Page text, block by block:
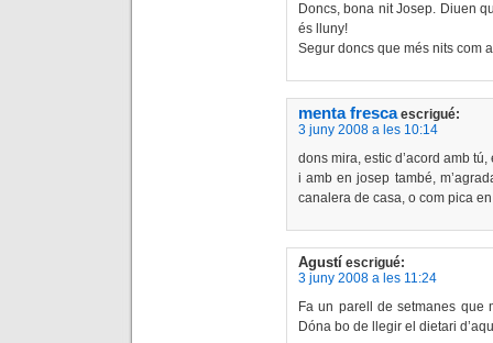
Doncs, bona nit Josep. Diuen
és lluny!
Segur doncs que més nits com
menta fresca escrigué:
3 juny 2008 a les 10:14
dons mira, estic d’acord amb tú,
i amb en josep també,
canalera de casa, o com pica
Agustí escrigué:
3 juny 2008 a les 11:24
Fa un parell de setmanes que
Dóna bo de llegir el dietari